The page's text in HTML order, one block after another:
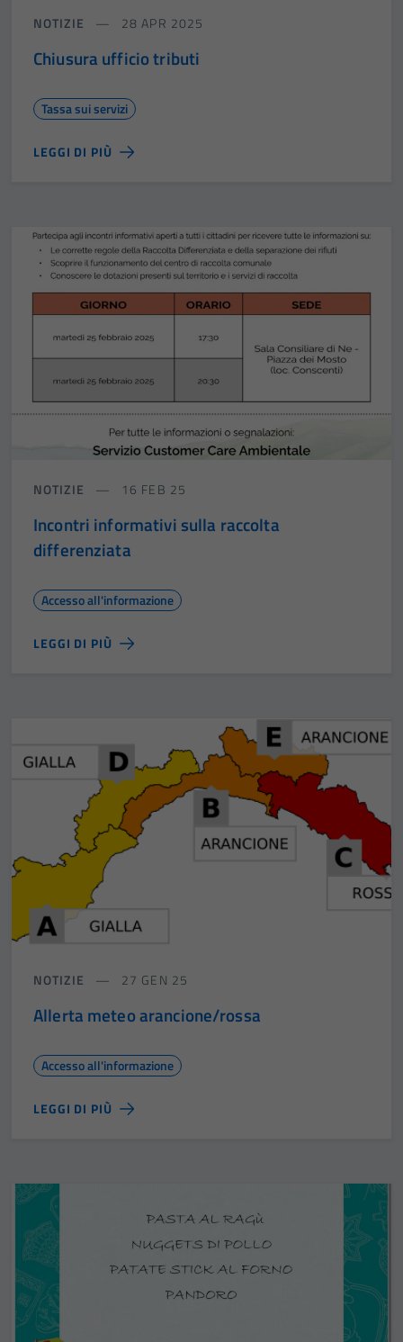
NOTIZIE 28 APR 2025
Chiusura ufficio tributi
Tassa sui servizi
LEGGI DI PIÙ
NOTIZIE 16 FEB 25
Incontri informativi sulla raccolta
differenziata
Accesso all'informazione
LEGGI DI PIÙ
NOTIZIE 27 GEN 25
Allerta meteo arancione/rossa
Accesso all'informazione
LEGGI DI PIÙ